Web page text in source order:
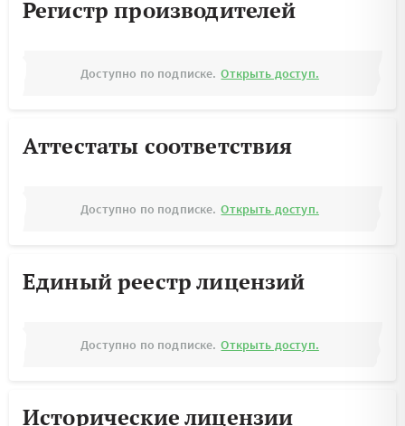
Регистр производителей
Доступно по подписке. Открыть доступ.
Аттестаты соответствия
Доступно по подписке. Открыть доступ.
Единый реестр лицензий
Доступно по подписке. Открыть доступ.
Исторические лицензии